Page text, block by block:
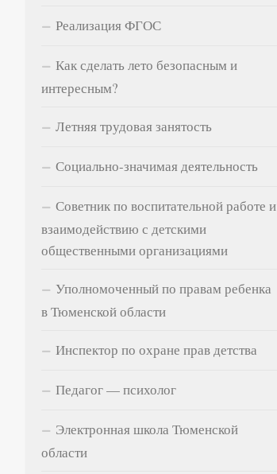
Реализация ФГОС
Как сделать лето безопасным и
интересным?
Летняя трудовая занятость
Социально-значимая деятельность
Советник по воспитательной работе и
взаимодействию с детскими
общественными организациями
Уполномоченный по правам ребенка
в Тюменской области
Инспектор по охране прав детства
Педагог — психолог
Электронная школа Тюменской
области